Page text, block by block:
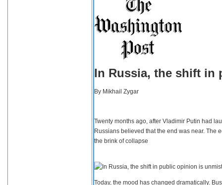
In Russia, the shift in
By Mikhail Zygar
Twenty months ago, after Vladimir Putin had
Russians believed that the end was near. The
the brink of collapse
Today, the mood has changed dramatically.